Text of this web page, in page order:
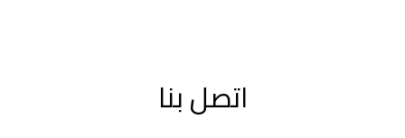
اتصل بنا